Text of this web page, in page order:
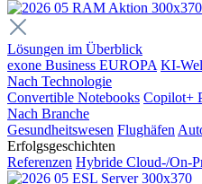
Lösungen im Überblick
exone Business EUROPA KI-
Nach Technologie
Convertible Notebooks Copilot+
Nach Branche
Gesundheitswesen Flughäfen
Erfolgsgeschichten
Referenzen Hybride Cloud-/On-